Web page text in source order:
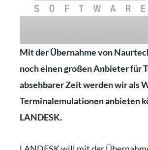
Mit der Übernahme von
noch einen großen Anbieter für
absehbarer Zeit werden wir als
Terminalemulationen anbieten
LANDESK.